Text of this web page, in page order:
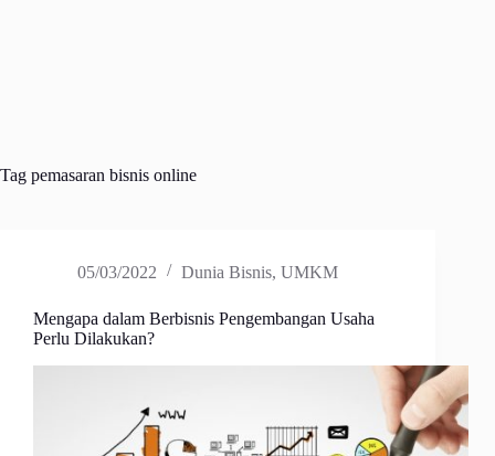
Tag pemasaran bisnis online
05/03/2022 Dunia Bisnis, UMKM
Mengapa dalam Berbisnis Pengembangan Usaha
Perlu Dilakukan?